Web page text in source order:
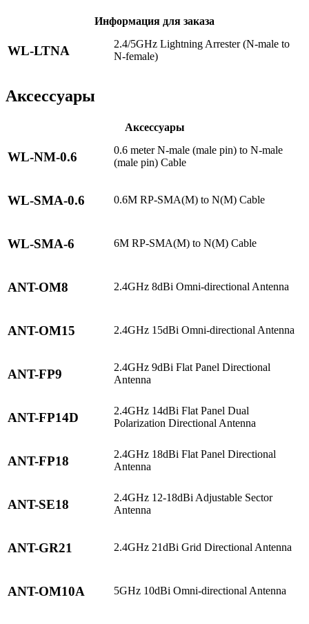
Информация для заказа
WL-LTNA
2.4/5GHz Lightning Arrester (N-male to
N-female)
Аксессуары
Аксессуары
WL-NM-0.6
0.6 meter N-male (male pin) to N-male
(male pin) Cable
WL-SMA-0.6 0.6M RP-SMA(M) to N(M) Cable
WL-SMA-6 6M RP-SMA(M) to N(M) Cable
ANT-OM8 2.4GHz 8dBi Omni-directional Antenna
ANT-OM15 2.4GHz 15dBi Omni-directional Antenna
ANT-FP9
2.4GHz 9dBi Flat Panel Directional
Antenna
ANT-FP14D
2.4GHz 14dBi Flat Panel Dual
Polarization Directional Antenna
ANT-FP18
2.4GHz 18dBi Flat Panel Directional
Antenna
ANT-SE18
2.4GHz 12-18dBi Adjustable Sector
Antenna
ANT-GR21 2.4GHz 21dBi Grid Directional Antenna
ANT-OM10A 5GHz 10dBi Omni-directional Antenna